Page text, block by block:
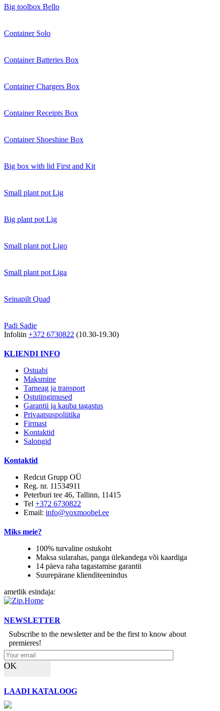
Big toolbox Bello
Container Solo
Container Batteries Box
Container Chargers Box
Container Receipts Box
Container Shoeshine Box
Big box with lid First and Kit
Small plant pot Lig
Big plant pot Lig
Small plant pot Ligo
Small plant pot Liga
Seinapilt Quad
Padi Sadie
Infoliin +372 6730822 (10.30-19.30)
KLIENDI INFO
Ostuabi
Maksmine
Tarneag ja transport
Ostutingimused
Garantii ja kauba tagastus
Privaatsuspoliitika
Firmast
Kontaktid
Salongid
Kontaktid
Redcut Grupp OÜ
Reg. nr. 11534911
Peterburi tee 46, Tallinn, 11415
Tel +372 6730822
Email: info@voxmoobel.ee
Miks meie?
100% turvaline ostukoht
Maksa sularahas, panga ülekandega või kaardiga
14 päeva raha tagastamise garantii
Suurepärane klienditeenindus
ametlik esindaja:
NEWSLETTER
Subscribe to the newsletter and be the first to know about
premieres!
OK
LAADI KATALOOG